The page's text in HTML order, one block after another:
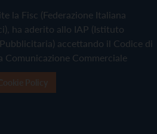
la Fisc (Federazione Italiana
ha aderito allo IAP (Istituto
accettando il Codice di
Comunicazione Commerciale